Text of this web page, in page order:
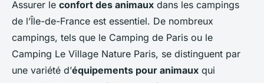
Assurer le confort des animaux dans les campings
de l’Île-de-France est essentiel. De nombreux
campings, tels que le Camping de Paris ou le
Camping Le Village Nature Paris, se distinguent par
une variété d’équipements pour animaux qui